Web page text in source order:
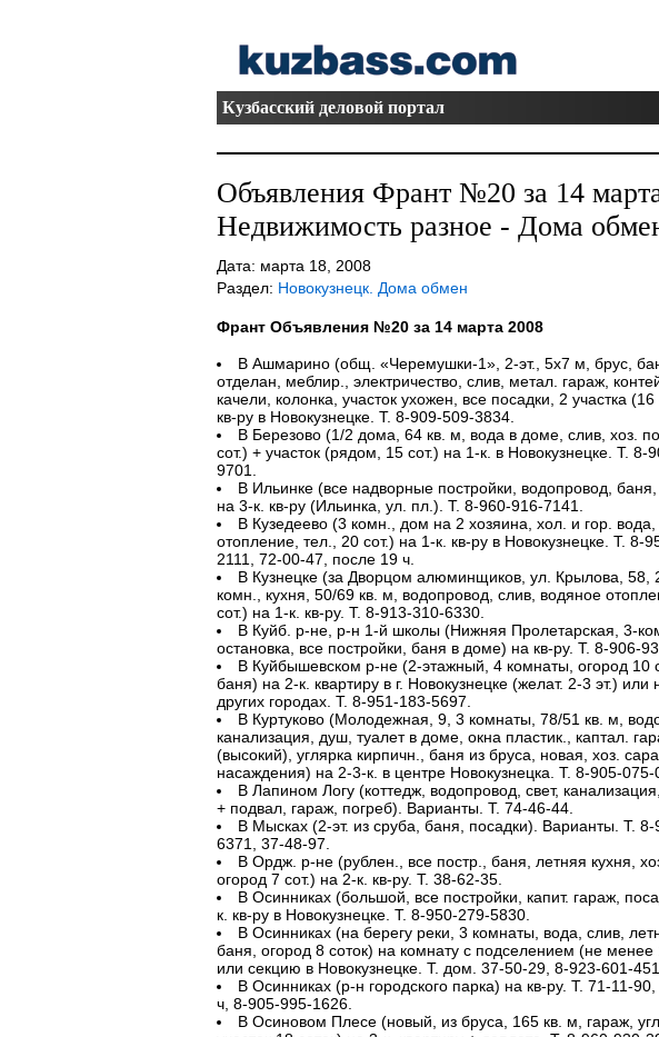
Кузбасский деловой портал
Объявления Франт №20 за 14
Недвижимость разное - Дома
Дата: марта 18, 2008
Раздел: Новокузнецк. Дома обмен
Франт Объявления №20 за 14 марта 2008
В Ашмарино (общ. «Черемушки-1», 2-эт., 5х7 м, брус,
отделан, меблир., электричество, слив, метал. гараж,
качели, колонка, участок ухожен, все посадки, 2 участка (16
кв-ру в Новокузнецке. Т. 8-909-509-3834.
В Березово (1/2 дома, 64 кв. м, вода в доме, слив, хоз.
сот.) + участок (рядом, 15 сот.) на 1-к. в Новокузнецке. Т. 8-
9701.
В Ильинке (все надворные постройки, водопровод, баня,
на 3-к. кв-ру (Ильинка, ул. пл.). Т. 8-960-916-7141.
В Кузедеево (3 комн., дом на 2 хозяина, хол. и гор. вода,
отопление, тел., 20 сот.) на 1-к. кв-ру в Новокузнецке. Т. 8-
2111, 72-00-47, после 19 ч.
В Кузнецке (за Дворцом алюминщиков, ул. Крылова, 58,
комн., кухня, 50/69 кв. м, водопровод, слив, водяное
сот.) на 1-к. кв-ру. Т. 8-913-310-6330.
В Куйб. р-не, р-н 1-й школы (Нижняя Пролетарская, 3-
остановка, все постройки, баня в доме) на кв-ру. Т. 8-906-
В Куйбышевском р-не (2-этажный, 4 комнаты, огород 10
баня) на 2-к. квартиру в г. Новокузнецке (желат. 2-3 эт.) или
других городах. Т. 8-951-183-5697.
В Куртуково (Молодежная, 9, 3 комнаты, 78/51 кв. м,
канализация, душ, туалет в доме, окна пластик., каптал.
(высокий), углярка кирпичн., баня из бруса, новая, хоз.
насаждения) на 2-3-к. в центре Новокузнецка. Т. 8-905-075-
В Лапином Логу (коттедж, водопровод, свет,
+ подвал, гараж, погреб). Варианты. Т. 74-46-44.
В Мысках (2-эт. из сруба, баня, посадки). Варианты. Т.
6371, 37-48-97.
В Ордж. р-не (рублен., все постр., баня, летняя кухня,
огород 7 сот.) на 2-к. кв-ру. Т. 38-62-35.
В Осинниках (большой, все постройки, капит. гараж,
к. кв-ру в Новокузнецке. Т. 8-950-279-5830.
В Осинниках (на берегу реки, 3 комнаты, вода, слив,
баня, огород 8 соток) на комнату с подселением (не менее
или секцию в Новокузнецке. Т. дом. 37-50-29, 8-923-601-
В Осинниках (р-н городского парка) на кв-ру. Т. 71-11-
ч, 8-905-995-1626.
В Осиновом Плесе (новый, из бруса, 165 кв. м, гараж,